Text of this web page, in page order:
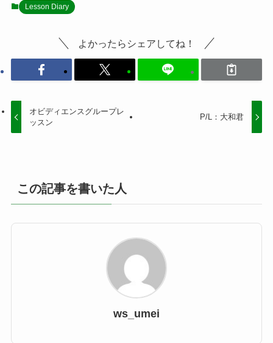
Lesson Diary
よかったらシェアしてね！
オビディエンスグループレ
ッスン
P/L：大和君
この記事を書いた人
ws_umei